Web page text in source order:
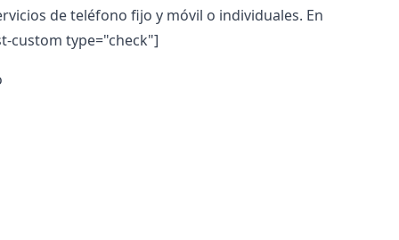
de teléfono fijo y móvil o individuales. En
custom type="check"]